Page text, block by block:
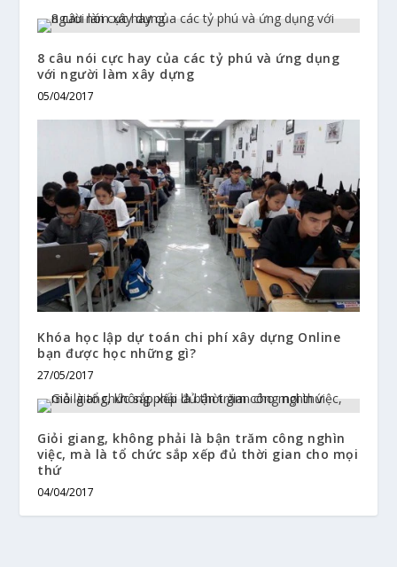
8 câu nói cực hay của các tỷ phú và ứng dụng
với người làm xây dựng
05/04/2017
Khóa học lập dự toán chi phí xây dựng Online
bạn được học những gì?
27/05/2017
Giỏi giang, không phải là bận trăm công nghìn
việc, mà là tổ chức sắp xếp đủ thời gian cho mọi
thứ
04/04/2017